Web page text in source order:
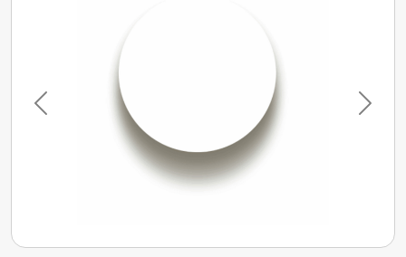
Previous Next